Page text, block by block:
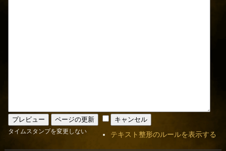
タイムスタンプを変更しない テキスト整形のルールを表示する